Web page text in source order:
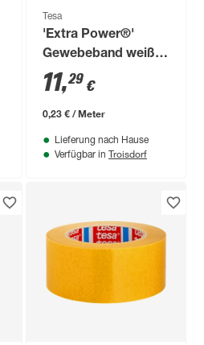
Tesa
'Extra Power®'
Gewebeband weiß
50 m x 50 mm
11,29 €
0,23 € / Meter
Lieferung nach Hause
Verfügbar in Troisdorf